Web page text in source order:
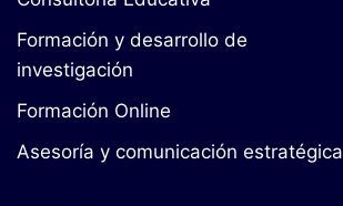
Formación y desarrollo de
investigación
Formación Online
Asesoría y comunicación estratégica